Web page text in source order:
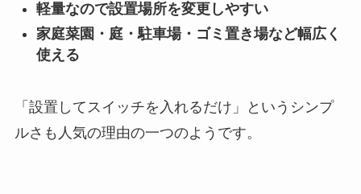
軽量なので設置場所を変更しやすい
家庭菜園・庭・駐車場・ゴミ置き場など幅広く
使える
「設置してスイッチを入れるだけ」というシンプ
ルさも人気の理由の一つのようです。